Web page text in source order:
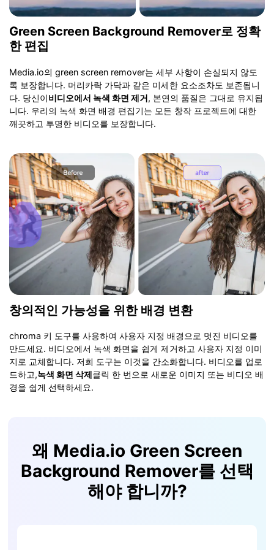
Green Screen Background Remover로 정확
한 편집
Media.io의 green screen remover는 세부 사항이 손실되지 않도
록 보장합니다. 머리카락 가닥과 같은 미세한 요소조차도 보존됩니
다. 당신이비디오에서 녹색 화면 제거, 본연의 품질은 그대로 유지됩
니다. 우리의 녹색 화면 배경 편집기는 모든 창작 프로젝트에 대한
깨끗하고 투명한 비디오를 보장합니다.
창의적인 가능성을 위한 배경 변환
chroma 키 도구를 사용하여 사용자 지정 배경으로 멋진 비디오를
만드세요. 비디오에서 녹색 화면을 쉽게 제거하고 사용자 지정 이미
지로 교체합니다. 저희 도구는 이것을 간소화합니다. 비디오를 업로
드하고,녹색 화면 삭제클릭 한 번으로 새로운 이미지 또는 비디오 배
경을 쉽게 선택하세요.
왜 Media.io Green Screen
Background Remover를 선택
해야 합니까?